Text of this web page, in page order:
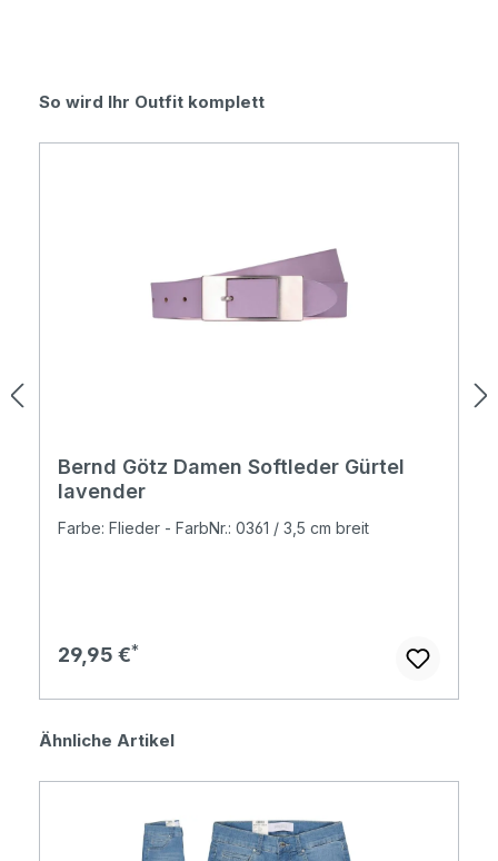
Produktgalerie überspringen
So wird Ihr Outfit komplett
Bernd Götz Damen Softleder Gürtel
lavender
Farbe: Flieder - FarbNr.: 0361 / 3,5 cm breit
Regulärer Preis:
29,95 €
Produktgalerie überspringen
Ähnliche Artikel